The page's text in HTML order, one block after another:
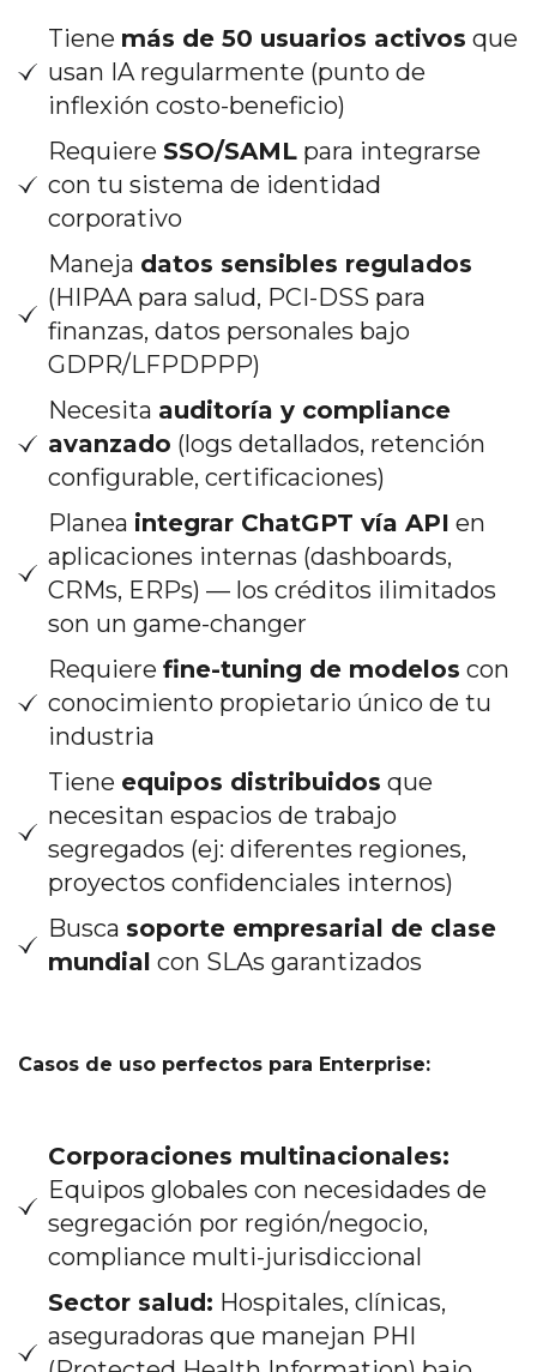
Tiene más de 50 usuarios activos que
usan IA regularmente (punto de
inflexión costo-beneficio)
Requiere SSO/SAML para integrarse
con tu sistema de identidad
corporativo
Maneja datos sensibles regulados
(HIPAA para salud, PCI-DSS para
finanzas, datos personales bajo
GDPR/LFPDPPP)
Necesita auditoría y compliance
avanzado (logs detallados, retención
configurable, certificaciones)
Planea integrar ChatGPT vía API en
aplicaciones internas (dashboards,
CRMs, ERPs) — los créditos ilimitados
son un game-changer
Requiere fine-tuning de modelos con
conocimiento propietario único de tu
industria
Tiene equipos distribuidos que
necesitan espacios de trabajo
segregados (ej: diferentes regiones,
proyectos confidenciales internos)
Busca soporte empresarial de clase
mundial con SLAs garantizados
Casos de uso perfectos para Enterprise:
Corporaciones multinacionales:
Equipos globales con necesidades de
segregación por región/negocio,
compliance multi-jurisdiccional
Sector salud: Hospitales, clínicas,
aseguradoras que manejan PHI